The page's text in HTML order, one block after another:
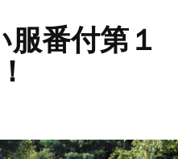
服番付第１